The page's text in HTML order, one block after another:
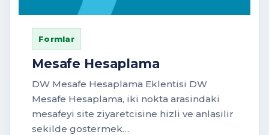
Formlar
Mesafe Hesaplama
DW Mesafe Hesaplama Eklentisi DW
Mesafe Hesaplama, iki nokta arasindaki
mesafeyi site ziyaretcisine hizli ve anlasilir
sekilde gostermek…